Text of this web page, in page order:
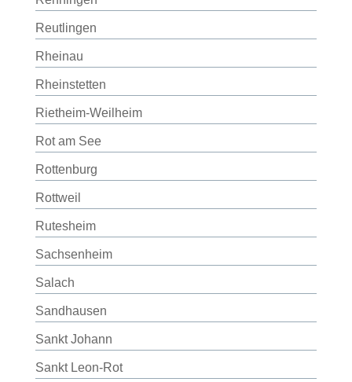
Reutlingen
Rheinau
Rheinstetten
Rietheim-Weilheim
Rot am See
Rottenburg
Rottweil
Rutesheim
Sachsenheim
Salach
Sandhausen
Sankt Johann
Sankt Leon-Rot